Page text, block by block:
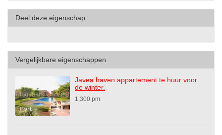
Deel deze eigenschap
Vergelijkbare eigenschappen
Javea haven appartement te huur voor
de winter.
1,300 pm